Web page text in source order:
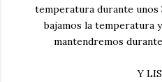
temperatura durante unos
bajamos la temperatura
mantendremos
Y